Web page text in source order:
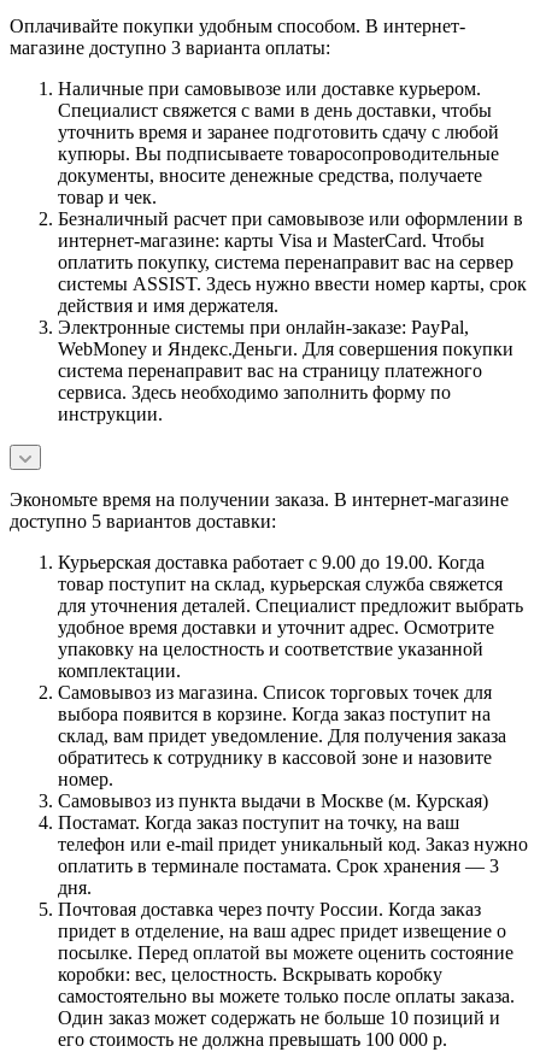
Оплачивайте покупки удобным способом. В интернет-
магазине доступно 3 варианта оплаты:
Наличные при самовывозе или доставке курьером.
Специалист свяжется с вами в день доставки, чтобы
уточнить время и заранее подготовить сдачу с любой
купюры. Вы подписываете товаросопроводительные
документы, вносите денежные средства, получаете
товар и чек.
Безналичный расчет при самовывозе или оформлении в
интернет-магазине: карты Visa и MasterCard. Чтобы
оплатить покупку, система перенаправит вас на сервер
системы ASSIST. Здесь нужно ввести номер карты, срок
действия и имя держателя.
Электронные системы при онлайн-заказе: PayPal,
WebMoney и Яндекс.Деньги. Для совершения покупки
система перенаправит вас на страницу платежного
сервиса. Здесь необходимо заполнить форму по
инструкции.
Экономьте время на получении заказа. В интернет-магазине
доступно 5 вариантов доставки:
Курьерская доставка работает с 9.00 до 19.00. Когда
товар поступит на склад, курьерская служба свяжется
для уточнения деталей. Специалист предложит выбрать
удобное время доставки и уточнит адрес. Осмотрите
упаковку на целостность и соответствие указанной
комплектации.
Самовывоз из магазина. Список торговых точек для
выбора появится в корзине. Когда заказ поступит на
склад, вам придет уведомление. Для получения заказа
обратитесь к сотруднику в кассовой зоне и назовите
номер.
Самовывоз из пункта выдачи в Москве (м. Курская)
Постамат. Когда заказ поступит на точку, на ваш
телефон или e-mail придет уникальный код. Заказ нужно
оплатить в терминале постамата. Срок хранения — 3
дня.
Почтовая доставка через почту России. Когда заказ
придет в отделение, на ваш адрес придет извещение о
посылке. Перед оплатой вы можете оценить состояние
коробки: вес, целостность. Вскрывать коробку
самостоятельно вы можете только после оплаты заказа.
Один заказ может содержать не больше 10 позиций и
его стоимость не должна превышать 100 000 р.